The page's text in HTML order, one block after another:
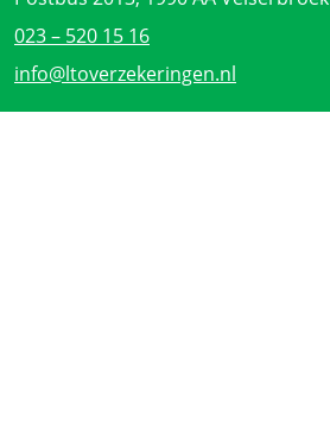
023 – 520 15 16
info@ltoverzekeringen.nl